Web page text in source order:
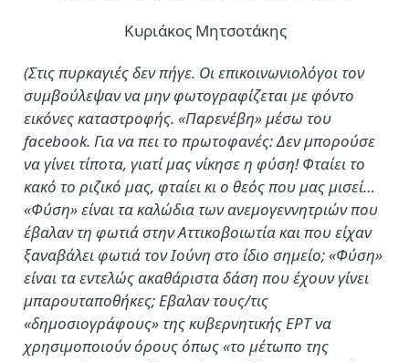
Κυριάκος Μητσοτάκης
(Στις πυρκαγιές δεν πήγε. Οι επικοινωνιολόγοι τον
συμβούλεψαν να μην φωτογραφίζεται με φόντο
εικόνες καταστροφής. «Παρενέβη» μέσω του
facebook. Για να πει το πρωτοφανές: Δεν μπορούσε
να γίνει τίποτα, γιατί μας νίκησε η φύση! Φταίει το
κακό το ριζικό μας, φταίει κι ο θεός που μας μισεί…
«Φύση» είναι τα καλώδια των ανεμογεννητριών που
έβαλαν τη φωτιά στην Αττικοβοιωτία και που είχαν
ξαναβάλει φωτιά τον Ιούνη στο ίδιο σημείο; «Φύση»
είναι τα εντελώς ακαθάριστα δάση που έχουν γίνει
μπαρουταποθήκες; Εβαλαν τους/τις
«δημοσιογράφους» της κυβερνητικής ΕΡΤ να
χρησιμοποιούν όρους όπως «το μέτωπο της